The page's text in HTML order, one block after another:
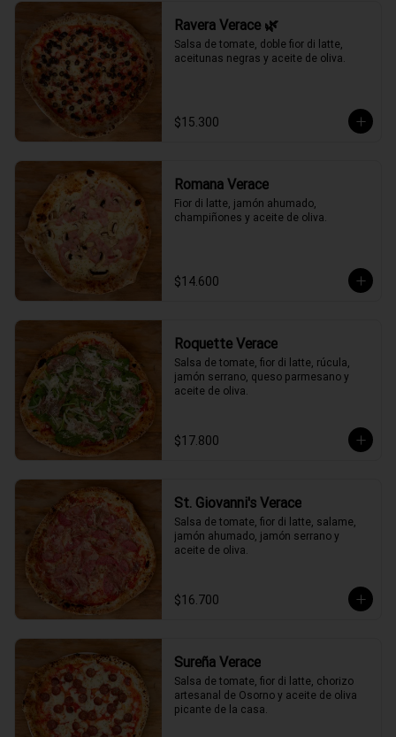
Ravera Verace 🌿
Salsa de tomate, doble fior di latte,
aceitunas negras y aceite de oliva.
$15.300
Romana Verace
Fior di latte, jamón ahumado,
champiñones y aceite de oliva.
$14.600
Roquette Verace
Salsa de tomate, fior di latte, rúcula,
jamón serrano, queso parmesano y
aceite de oliva.
$17.800
St. Giovanni's Verace
Salsa de tomate, fior di latte, salame,
jamón ahumado, jamón serrano y
aceite de oliva.
$16.700
Sureña Verace
Salsa de tomate, fior di latte, chorizo
artesanal de Osorno y aceite de oliva
picante de la casa.